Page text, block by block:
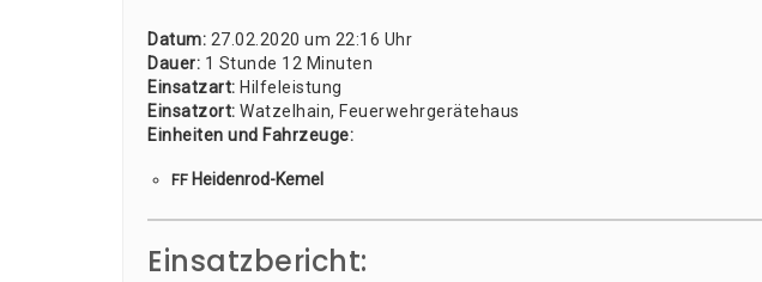
Datum: 27.02.2020 um 22:16 Uhr
Dau­er: 1 Stun­de 12 Minu­ten
Ein­satz­art: Hil­fe­leis­tung
Ein­satz­ort: Wat­zel­hain, Feu­er­wehr­ge­rä­te­haus
Ein­hei­ten und Fahr­zeu­ge:
FF Hei­den­rod-Kemel
Einsatzbericht: